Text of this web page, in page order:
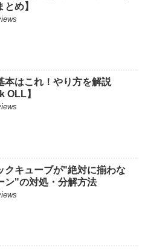
とめ】
本はこれ！やり方を解説
OLL】
クキューブが"絶対に揃わな
ン"の対処・分解方法